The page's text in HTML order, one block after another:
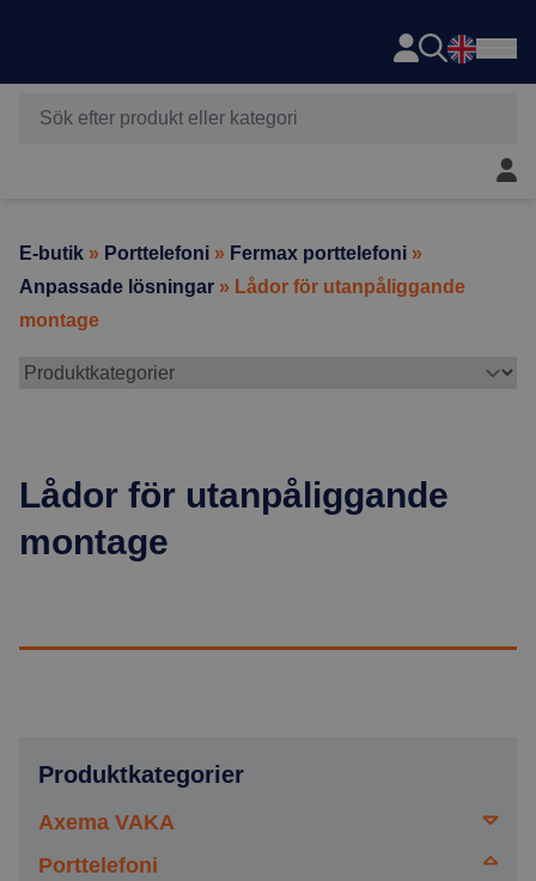
Mitt
E-butik » Porttelefoni » Fermax porttelefoni »
Anpassade lösningar » Lådor för utanpåliggande
montage
Lådor för utanpåliggande
montage
Produktkategorier
Axema VAKA
Läsare
Porttelefoni